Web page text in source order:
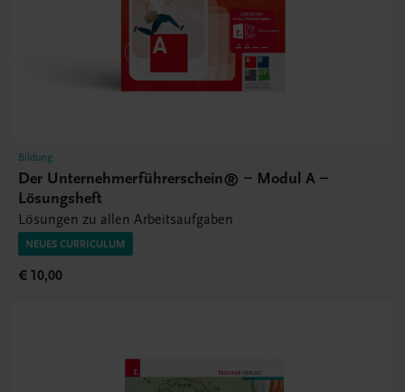
Bildung
Der Unternehmerführerschein® – Modul A –
Lösungsheft
Lösungen zu allen Arbeitsaufgaben
NEUES CURRICULUM
€ 10,00